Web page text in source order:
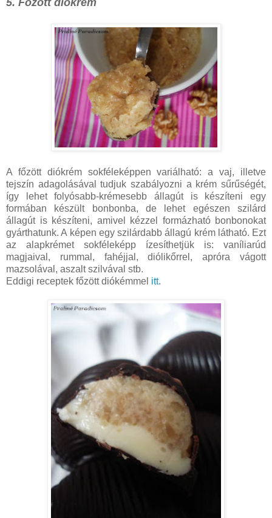
5. Főzött diókrém
A főzött diókrém sokféleképpen variálható: a vaj, illetve
tejszín adagolásával tudjuk szabályozni a krém sűrűségét,
így lehet folyósabb-krémesebb állagút is készíteni egy
formában készült bonbonba, de lehet egészen szilárd
állagút is készíteni, amivel kézzel formázható bonbonokat
gyárthatunk. A képen egy szilárdabb állagú krém látható. Ezt
az alapkrémet sokféleképp ízesíthetjük is: vaníliarúd
magjaival, rummal, fahéjjal, diólikőrrel, apróra vágott
mazsolával, aszalt szilvával stb.
Eddigi receptek főzött diókémmel itt.